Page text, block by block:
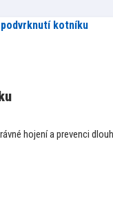
hojení a prevenci